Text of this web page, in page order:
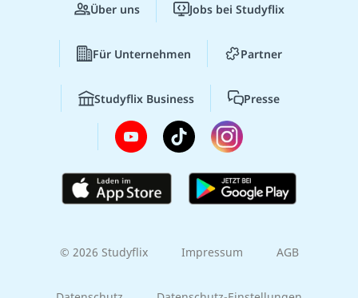
Über uns Jobs bei Studyflix
Für Unternehmen Partner
Studyflix Business Presse
© 2026 Studyflix Impressum AGB